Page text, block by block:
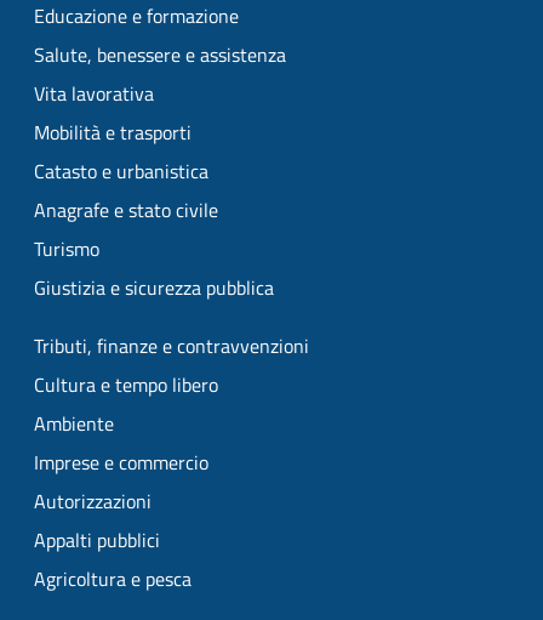
Educazione e formazione
Salute, benessere e assistenza
Vita lavorativa
Mobilità e trasporti
Catasto e urbanistica
Anagrafe e stato civile
Turismo
Giustizia e sicurezza pubblica
Tributi, finanze e contravvenzioni
Cultura e tempo libero
Ambiente
Imprese e commercio
Autorizzazioni
Appalti pubblici
Agricoltura e pesca